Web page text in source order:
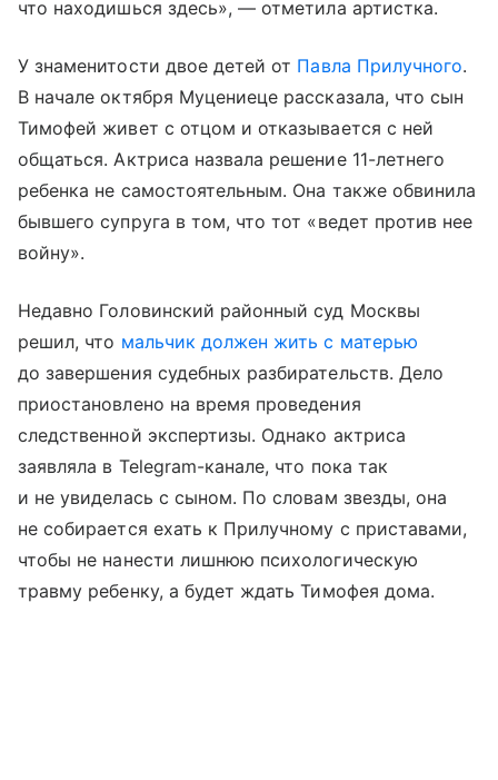
что находишься здесь», — отметила артистка.
У знаменитости двое детей от Павла Прилучного.
В начале октября Муцениеце рассказала, что сын
Тимофей живет с отцом и отказывается с ней
общаться. Актриса назвала решение 11-летнего
ребенка не самостоятельным. Она также обвинила
бывшего супруга в том, что тот «ведет против нее
войну».
Недавно Головинский районный суд Москвы
решил, что мальчик должен жить с матерью
до завершения судебных разбирательств. Дело
приостановлено на время проведения
следственной экспертизы. Однако актриса
заявляла в Telegram-канале, что пока так
и не увиделась с сыном. По словам звезды, она
не собирается ехать к Прилучному с приставами,
чтобы не нанести лишнюю психологическую
травму ребенку, а будет ждать Тимофея дома.